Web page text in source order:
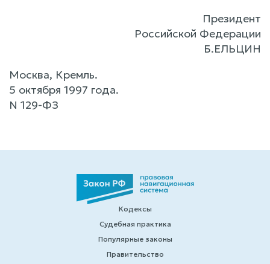
Президент
Российской Федерации
Б.ЕЛЬЦИН
Москва, Кремль.
5 октября 1997 года.
N 129-ФЗ
Кодексы
Судебная практика
Популярные законы
Правительство